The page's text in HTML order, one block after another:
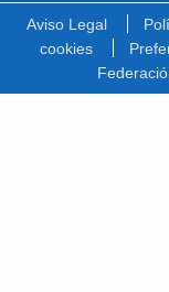
Aviso Legal
cookies